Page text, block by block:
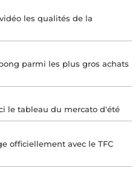
les qualités de la
parmi les plus gros achats
le tableau du mercato d'été
officiellement avec le TFC